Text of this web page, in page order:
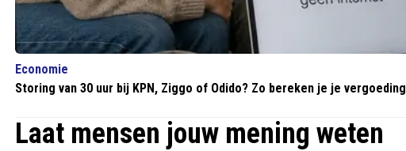
Economie
Storing van 30 uur bij KPN, Ziggo of Odido? Zo bereken je je vergoeding
Laat mensen jouw mening weten